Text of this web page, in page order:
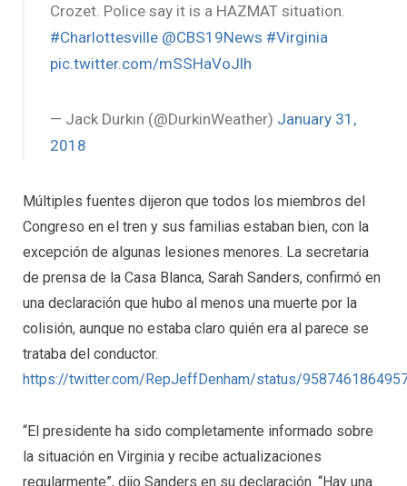
Crozet. Police say it is a HAZMAT situation.
#Charlottesville @CBS19News #Virginia
pic.twitter.com/mSSHaVoJlh
— Jack Durkin (@DurkinWeather) January 31,
2018
Múltiples fuentes dijeron que todos los miembros del
Congreso en el tren y sus familias estaban bien, con la
excepción de algunas lesiones menores. La secretaria
de prensa de la Casa Blanca, Sarah Sanders, confirmó en
una declaración que hubo al menos una muerte por la
colisión, aunque no estaba claro quién era al parece se
trataba del conductor.
https://twitter.com/RepJeffDenham/status/
“El presidente ha sido completamente informado sobre
la situación en Virginia y recibe actualizaciones
regularmente”, dijo Sanders en su declaración. “Hay una